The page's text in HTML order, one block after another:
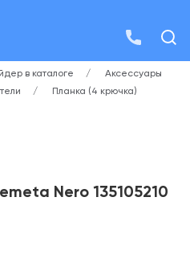
в каталоге
Аксессуары
Планка (4 крючка)
Nero 135105210